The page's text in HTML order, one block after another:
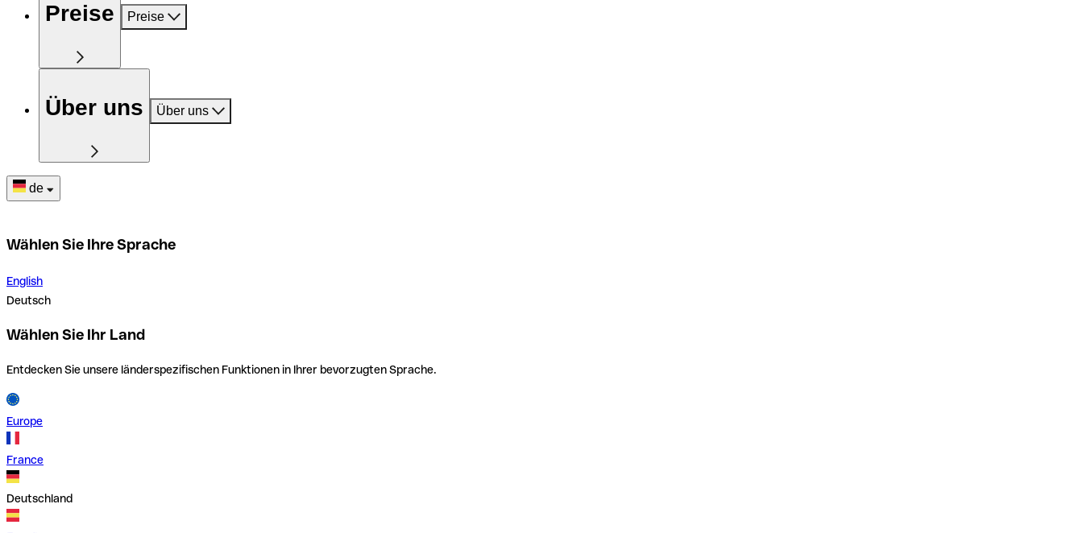
Preise Preise
Über uns Über uns
de
Wählen Sie Ihre Sprache
English
Deutsch
Wählen Sie Ihr Land
Entdecken Sie unsere länderspezifischen Funktionen in Ihrer bevorzugten Sprache.
Europe
France
Deutschland